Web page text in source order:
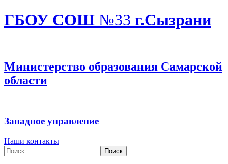
ГБОУ СОШ №33 г.Сызрани
Министерство образования Самарской
области
Западное управление
Наши контакты
Найти: